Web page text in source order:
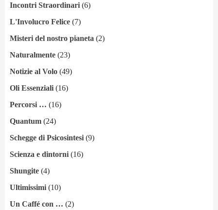
Incontri Straordinari (6)
L'Involucro Felice (7)
Misteri del nostro pianeta (2)
Naturalmente (23)
Notizie al Volo (49)
Oli Essenziali (16)
Percorsi … (16)
Quantum (24)
Schegge di Psicosintesi (9)
Scienza e dintorni (16)
Shungite (4)
Ultimissimi (10)
Un Caffé con … (2)